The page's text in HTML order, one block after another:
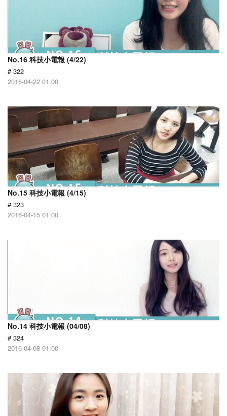
No.16 科技小電報 (4/22)
# 322
2016-04-22 01:00
No.15 科技小電報 (4/15)
# 323
2016-04-15 01:00
No.14 科技小電報 (04/08)
# 324
2016-04-08 01:00